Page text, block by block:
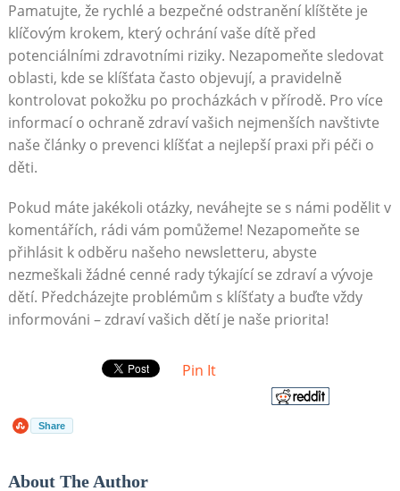
Pamatujte, že rychlé a bezpečné odstranění klíštěte je
klíčovým krokem, který ochrání vaše dítě před
potenciálními zdravotními riziky. Nezapomeňte sledovat
oblasti, kde se klíšťata často objevují, a pravidelně
kontrolovat pokožku po procházkách v přírodě. Pro více
informací o ochraně zdraví vašich nejmenších navštivte
naše články o prevenci klíšťat a nejlepší praxi při péči o
děti.
Pokud máte jakékoli otázky, neváhejte se s námi podělit v
komentářích, rádi vám pomůžeme! Nezapomeňte se
přihlásit k odběru našeho newsletteru, abyste
nezmeškali žádné cenné rady týkající se zdraví a vývoje
dětí. Předcházejte problémům s klíšťaty a buďte vždy
informováni – zdraví vašich dětí je naše priorita!
Pin It
Share
About The Author